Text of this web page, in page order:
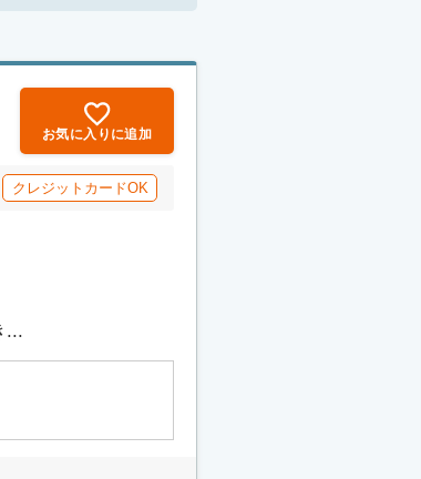
お気に入りに追加
クレジットカードOK
...